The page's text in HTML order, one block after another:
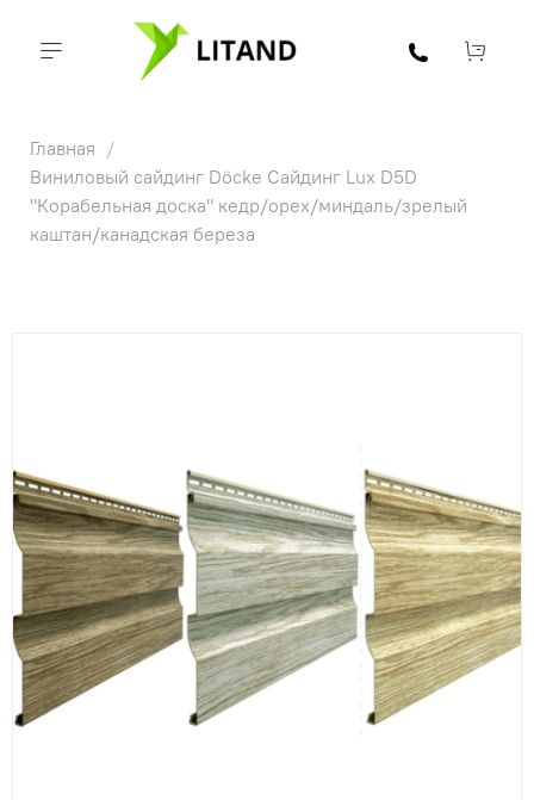
Главная
Виниловый сайдинг Döcke Сайдинг Lux D5D
"Корабельная доска" кедр/орех/миндаль/зрелый
каштан/канадская береза